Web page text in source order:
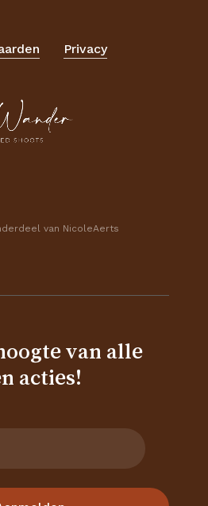
Privacy
van NicoleAerts
van alle
acties!